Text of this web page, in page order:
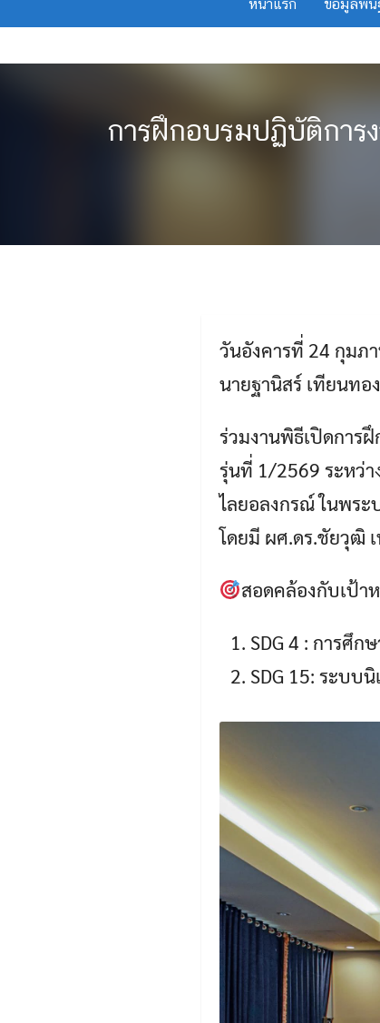
หน้าแรก ข้อมูลพื้น
การฝึกอบรมปฏิบัติการ
วันอังคารที่ 24 กุมภ
นายฐานิสร์ เทียนท
ร่วมงานพิธีเปิดการ
รุ่นที่ 1/2569 ระหว่
ไลยอลงกรณ์ ในพระ
โดยมี ผศ.ดร.ชัยวุฒิ
สอดคล้องกับเป้า
SDG 4 : การศึ
SDG 15: ระบบ